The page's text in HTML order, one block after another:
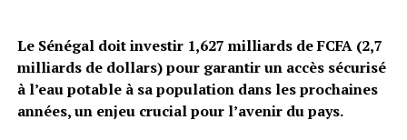
Le Sénégal doit investir 1,627 milliards de FCFA (2,7
milliards de dollars) pour garantir un accès sécurisé
à l’eau potable à sa population dans les prochaines
années, un enjeu crucial pour l’avenir du pays.